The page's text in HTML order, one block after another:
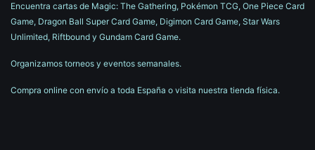
Encuentra cartas de Magic: The Gathering, Pokémon TCG, One Piece Card
Game, Dragon Ball Super Card Game, Digimon Card Game, Star Wars
Unlimited, Riftbound y Gundam Card Game.
Organizamos torneos y eventos semanales.
Compra online con envío a toda España o visita nuestra tienda física.